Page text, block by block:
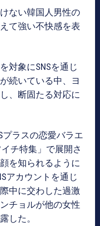
ない韓国人男性の
て強い不快感を表
対象にSNSを通じ
続いている中、ヨ
、断固たる対応に
プラスの恋愛バラエ
チ特集」で展開さ
を知られるように
アカウントを通じ
中に交わした過激
チョルが他の女性
した。